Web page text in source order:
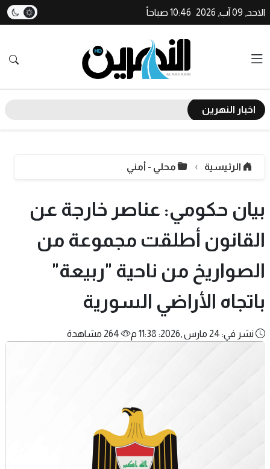
الاحد, 09 آب, 2026 10:46 صباحاً
اخبار النهرين
الرئيسية محلي - أمني
بيان حكومي: عناصر خارجة عن
القانون أطلقت مجموعة من
الصواريخ من ناحية "ربيعة"
باتجاه الأراضي السورية
نشر في: 24 مارس ,2026: 11:38 م 264 مشاهدة